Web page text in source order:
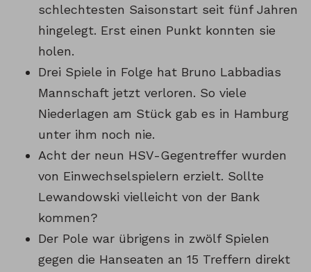
schlechtesten Saisonstart seit fünf Jahren
hingelegt. Erst einen Punkt konnten sie
holen.
Drei Spiele in Folge hat Bruno Labbadias
Mannschaft jetzt verloren. So viele
Niederlagen am Stück gab es in Hamburg
unter ihm noch nie.
Acht der neun HSV-Gegentreffer wurden
von Einwechselspielern erzielt. Sollte
Lewandowski vielleicht von der Bank
kommen?
Der Pole war übrigens in zwölf Spielen
gegen die Hanseaten an 15 Treffern direkt